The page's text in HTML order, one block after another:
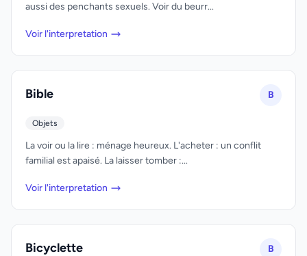
aussi des penchants sexuels. Voir du beurr...
Voir l'interpretation
Bible B
Objets
La voir ou la lire : ménage heureux. L'acheter : un conflit
familial est apaisé. La laisser tomber :...
Voir l'interpretation
Bicyclette B